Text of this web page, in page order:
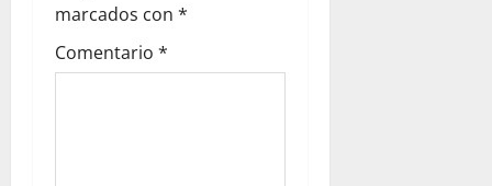
marcados con *
Comentario *